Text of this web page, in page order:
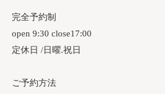
完全予約制
open 9:30 close17:00
定休日 /日曜.祝日
ご予約方法